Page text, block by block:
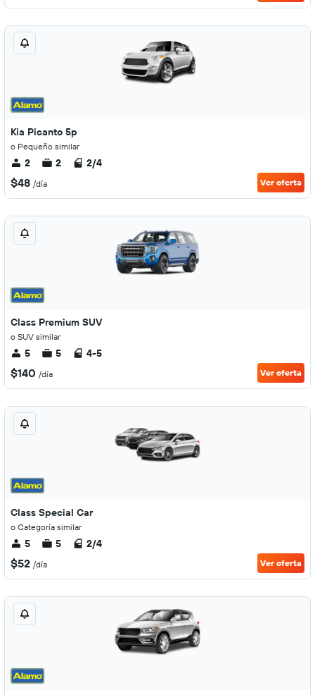
Kia Picanto 5p
o Pequeño similar
2 2 2/4
$48 /día Ver oferta
Class Premium SUV
o SUV similar
5 5 4-5
$140 /día Ver oferta
Class Special Car
o Categoría similar
5 5 2/4
$52 /día Ver oferta